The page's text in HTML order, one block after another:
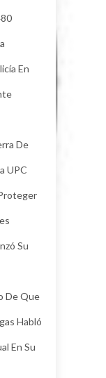
En
De
UPC
Su
De Que
Habló
En Su